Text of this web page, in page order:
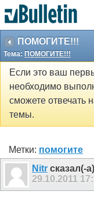
ПОМОГИТЕ!!!
Тема: ПОМОГИТЕ!!!
Если это ваш
необходимо
сможете отвечать
темы.
Метки: помогите
Nitr сказал(-
29.10.2011